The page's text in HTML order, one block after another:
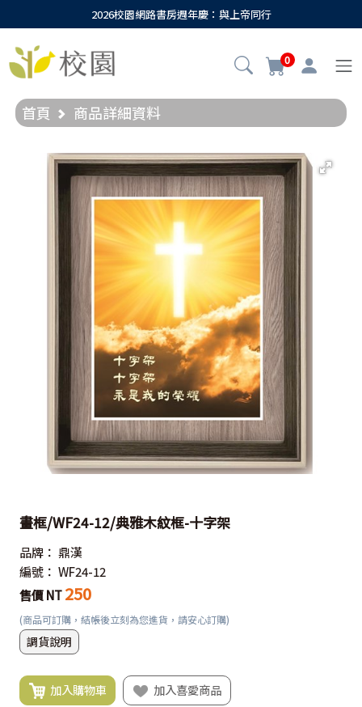
2026校園網路書房週年慶：與上帝同行
0
首頁 商品詳細資料
畫框/WF24-12/典雅木紋框-十字架
品牌： 鼎漢
編號： WF24-12
售價 NT 250
(商品可訂購，結帳後立刻為您進貨，請安心訂購)
調貨說明
加入購物車 加入喜愛商品